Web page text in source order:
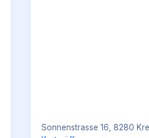
Sonnenstrasse 16, 8280